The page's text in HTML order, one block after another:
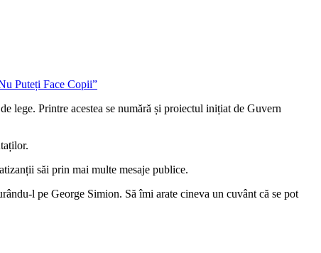
lege. Printre acestea se numără și proiectul inițiat de Guvern
săi prin mai multe mesaje publice.
l pe George Simion. Să îmi arate cineva un cuvânt că se pot